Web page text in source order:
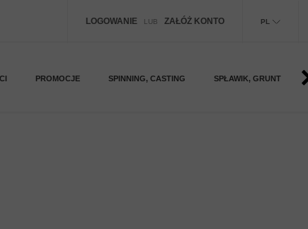
LOGOWANIE LUB ZAŁÓŻ KONTO PL
PROMOCJE SPINNING, CASTING SPŁAWIK, GRUNT